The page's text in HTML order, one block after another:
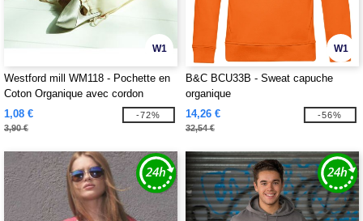
W1
Westford mill WM118 - Pochette en
Coton Organique avec cordon
1,08 €
3,90 €
-72%
W1
B&C BCU33B - Sweat capuche
organique
14,26 €
32,54 €
-56%